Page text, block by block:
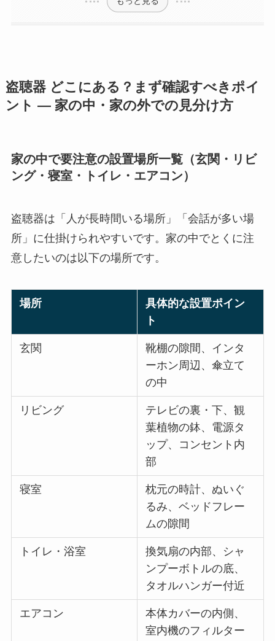
盗聴器 どこにある？まず確認すべきポイ
ント — 家の中・家の外での見分け方
家の中で要注意の設置場所一覧（玄関・リビ
ング・寝室・トイレ・エアコン）
盗聴器は「人が長時間いる場所」「会話が多い場
所」に仕掛けられやすいです。家の中でとくに注
意したいのは以下の場所です。
場所
具体的な設置ポイン
ト
玄関
靴棚の隙間、インタ
ーホン周辺、傘立て
の中
リビング
テレビの裏・下、観
葉植物の鉢、電源タ
ップ、コンセント内
部
寝室
枕元の時計、ぬいぐ
るみ、ベッドフレー
ムの隙間
トイレ・浴室
換気扇の内部、シャ
ンプーボトルの底、
タオルハンガー付近
エアコン
本体カバーの内側、
室内機のフィルター